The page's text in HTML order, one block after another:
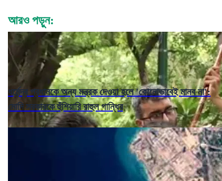
আরও পড়ুন:
ধর্মেন্দ্র প্রধানকে অন্য মন্ত্রক দেওয়া হলে 'কোনোভাবেই মানব না':
মোদি সরকারকে হুঁশিয়ারি রাহুল গান্ধির